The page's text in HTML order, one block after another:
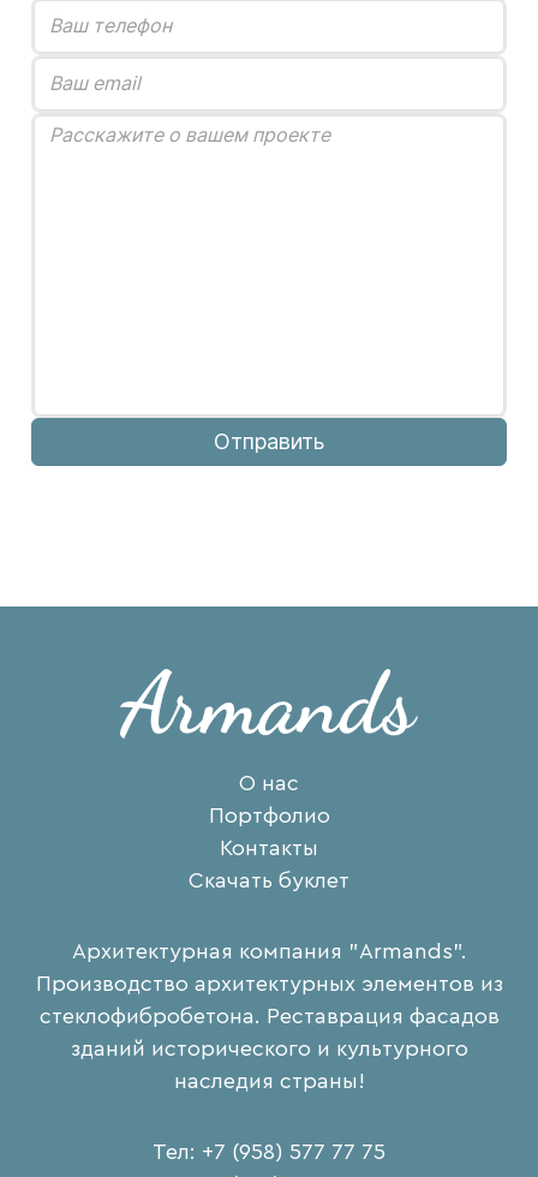
Отправить
О нас
Портфолио
Контакты
Скачать буклет
Архитектурная компания "Armands".
Производство архитектурных элементов из
стеклофибробетона. Реставрация фасадов
зданий исторического и культурного
наследия страны!
Тел: +7 (958) 577 77 75